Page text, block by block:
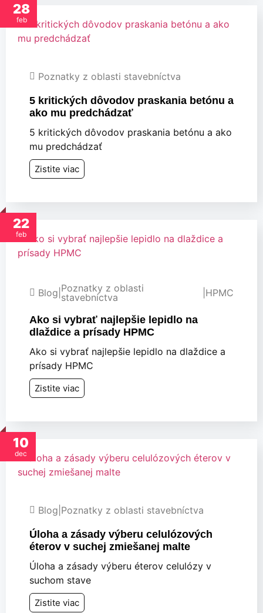
28
feb
Poznatky z oblasti stavebníctva
5 kritických dôvodov praskania betónu a
ako mu predchádzať
5 kritických dôvodov praskania betónu a ako
mu predchádzať
Zistite viac
22
feb
Blog Poznatky z oblasti
stavebníctva
HPMC
Ako si vybrať najlepšie lepidlo na
dlaždice a prísady HPMC
Ako si vybrať najlepšie lepidlo na dlaždice a
prísady HPMC
Zistite viac
10
dec
Blog Poznatky z oblasti stavebníctva
Úloha a zásady výberu celulózových
éterov v suchej zmiešanej malte
Úloha a zásady výberu éterov celulózy v
suchom stave
Zistite viac